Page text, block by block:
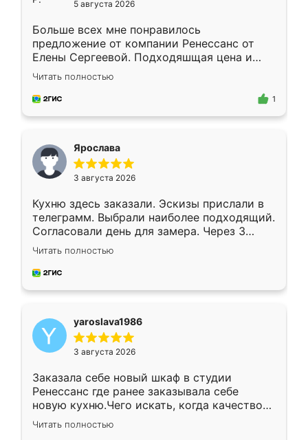
5 августа 2026
Больше всех мне понравилось
предложение от компании Ренессанс от
Елены Сергеевой. Подходяшщая цена и
короткие сроки изготовления. Приехавший
для замера сотрудник Владислав
предложил по моему эскизу самый
Читать полностью
1
Ярослава
3 августа 2026
Кухню здесь заказали. Эскизы прислали в
телеграмм. Выбрали наиболее подходящий.
Согласовали день для замера. Через 3
недели кухня была уже готова. Остались
довольны работой. Спасибо Ренессанс
мебель за качественную работу!
Читать полностью
yaroslava1986
3 августа 2026
Заказала себе новый шкаф в студии
Ренессанс где ранее заказывала себе
новую кухню.Чего искать, когда качеством
вполне довольна. Служит кухня уже почти
два года, нареканий нет.
Читать полностью